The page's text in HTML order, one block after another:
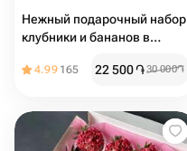
Нежный подарочный набор
клубники и бананов в
4.99 165 22 500֏30 000֏